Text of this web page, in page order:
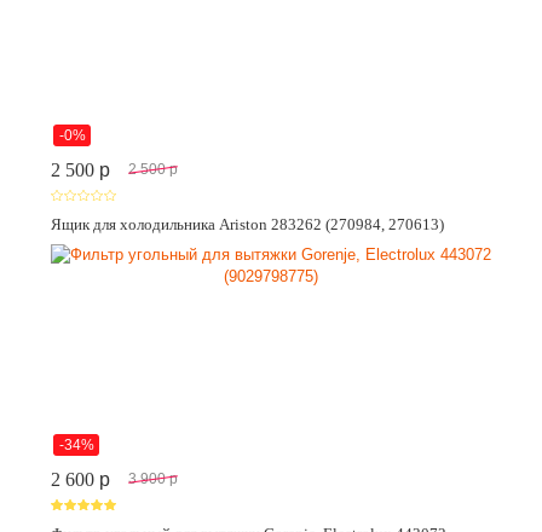
-0%
2 500 p 2 500 p
Ящик для холодильника Ariston 283262 (270984, 270613)
-34%
2 600 p 3 900 p